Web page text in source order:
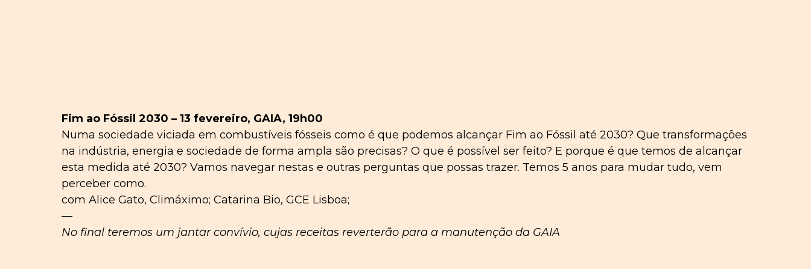
Fim ao Fóssil 2030 – 13 fevereiro, GAIA, 19h00
Numa sociedade viciada em combustíveis fósseis como é que podemos alcançar Fim ao Fóssil até 2030? Que transformações
na indústria, energia e sociedade de forma ampla são precisas? O que é possível ser feito? E porque é que temos de alcançar
esta medida até 2030? Vamos navegar nestas e outras perguntas que possas trazer. Temos 5 anos para mudar tudo, vem
perceber como.
com Alice Gato, Climáximo; Catarina Bio, GCE Lisboa;
—
No final teremos um jantar convívio, cujas receitas reverterão para a manutenção da GAIA